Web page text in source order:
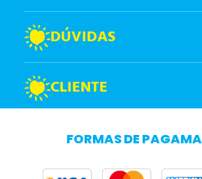
DÚVIDAS
CLIENTE
FORMAS DE